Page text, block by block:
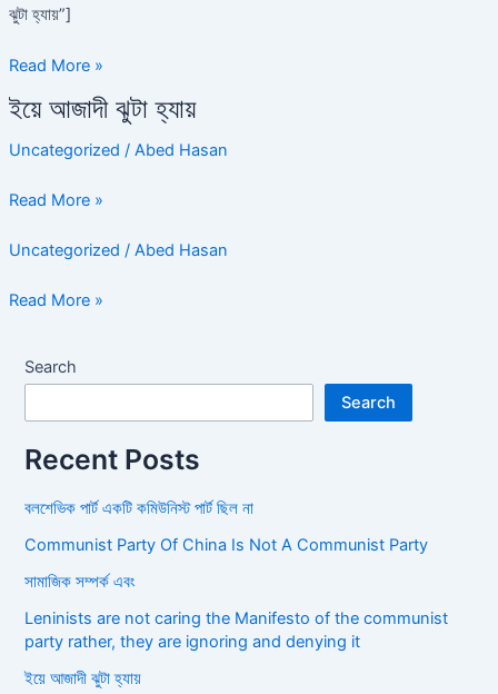
ঝুটা হ্যায়”]
Read More »
ইয়ে আজাদী ঝুটা হ্যায়
Uncategorized / Abed Hasan
ইয়ে
ঝুটা
Read More »
Uncategorized / Abed Hasan
Read More »
Search
Search
Recent Posts
বলশেভিক পার্ট একটি কমিউনিস্ট পার্ট ছিল না
Communist Party Of China Is Not A Communist Party
সামাজিক সম্পর্ক এবং
Leninists are not caring the Manifesto of the communist
party rather, they are ignoring and denying it
ইয়ে আজাদী ঝুটা হ্যায়